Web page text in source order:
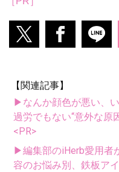
【関連記事】
▶なんか顔色が悪い、
過労でもない“意外な原
<PR>
▶編集部のiHerb愛用者
容のお悩み別、鉄板ア